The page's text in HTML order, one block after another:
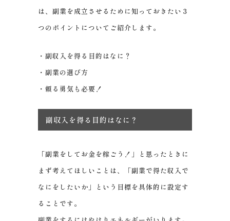
は、副業を成立させるために知っておきたい３
つのポイントについてご紹介します。
・副収入を得る目的はなに？
・副業の選び方
・頼る勇気も必要！
副収入を得る目的はなに？
「副業をしてお金を稼ごう！」と思ったときに
まず考えてほしいことは、「副業で得た収入で
なにをしたいか」という目標を具体的に設定す
ることです。